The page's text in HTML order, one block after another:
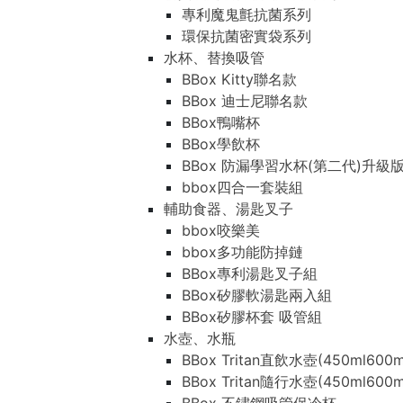
專利魔鬼氈抗菌系列
環保抗菌密實袋系列
水杯、替換吸管
BBox Kitty聯名款
BBox 迪士尼聯名款
BBox鴨嘴杯
BBox學飲杯
BBox 防漏學習水杯(第二代)升級版
bbox四合一套裝組
輔助食器、湯匙叉子
bbox咬樂美
bbox多功能防掉鏈
BBox專利湯匙叉子組
BBox矽膠軟湯匙兩入組
BBox矽膠杯套 吸管組
水壺、水瓶
BBox Tritan直飲水壺
BBox Tritan隨行水壺